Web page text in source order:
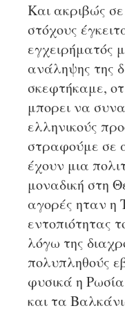
Και ακριβώς
στόχους
εγχειρήματός
ανάληψης της
σκεφτήκαμε,
μπορει να
ελληνικούς
στραφούμε σε
έχουν μια
μοναδική στη
αγορές ηταν η
εντοπιότητας
λόγω της
πολυπληθούς
φυσικά η
και τα